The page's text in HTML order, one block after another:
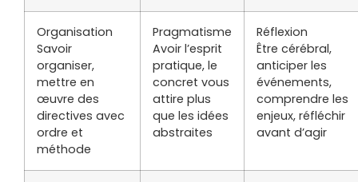
Organisation
Savoir
organiser,
mettre en
œuvre des
directives avec
ordre et
méthode
Pragmatisme
Avoir l’esprit
pratique, le
concret vous
attire plus
que les idées
abstraites
Réflexion
Être cérébral,
anticiper les
événements,
comprendre les
enjeux, réfléchir
avant d’agir